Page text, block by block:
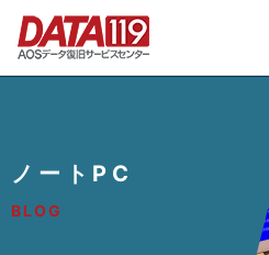
ノートPC
BLOG